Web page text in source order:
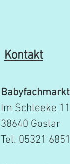
Kontakt
Babyfachmarkt
Im Schleeke
38640 Goslar
Tel. 05321